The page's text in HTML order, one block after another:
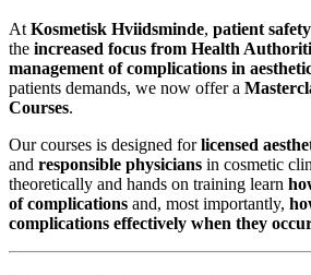
At Kosmetisk Hviidsminde, patient safety
the increased focus from Health
management of complications in
patients demands, we now offer a
Courses.
Our courses is designed forlicensed
and responsible physicians in cosmetic
theoretically and hands on training learn
of complications and, most importantly,
complications effectively when they